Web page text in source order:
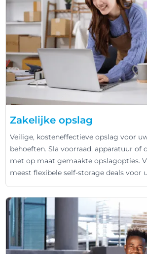
Zakelijke opslag
Veilige, kosteneffectieve opslag voor
behoeften. Sla voorraad, apparatuur of
met op maat gemaakte opslagopties.
meest flexibele self-storage deals voor